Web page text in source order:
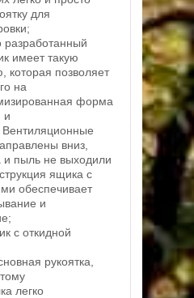
для
имеет такую
которая позволяет
на
форма
и
Вентиляционные
вниз,
и пыль не выходили
ящика с
обеспечивает
и
с откидной
рукоятка,
легко